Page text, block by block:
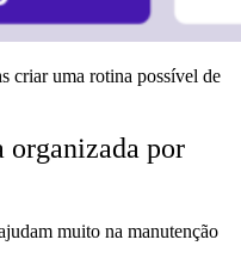
criar uma rotina possível de
organizada por
muito na manutenção